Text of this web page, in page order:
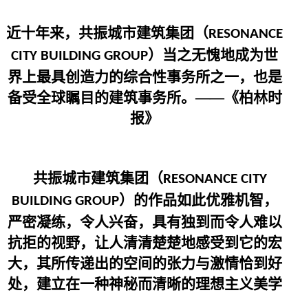
近十年来，共振城市建筑集团（ RESONANCE
CITY BUILDING GROUP）当之无愧地成为世
界上最具创造力的综合性事务所之一，也是
备受全球瞩目的建筑事务所。——《柏林时
报》
共振城市建筑集团（ RESONANCE CITY
BUILDING GROUP）的作品如此优雅机智，
严密凝练，令人兴奋，具有独到而令人难以
抗拒的视野，让人清清楚楚地感受到它的宏
大，其所传递出的空间的张力与激情恰到好
处，建立在一种神秘而清晰的理想主义美学